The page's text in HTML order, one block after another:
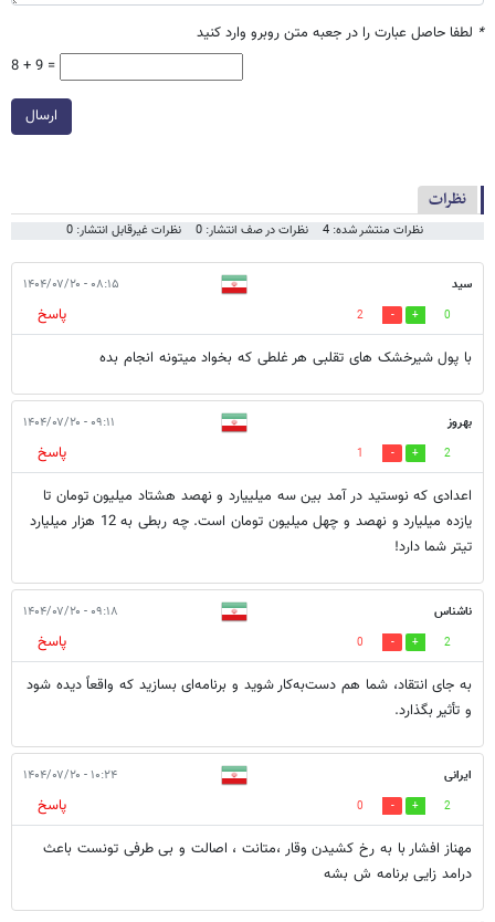
* لطفا حاصل عبارت را در جعبه متن روبرو وارد کنید
8 + 9 =
ارسال
نظرات
نظرات منتشر شده: 4 نظرات در صف انتشار: 0 نظرات غیرقابل انتشار: 0
سید ۰۸:۱۵ - ۱۴۰۴/۰۷/۲۰
0
2
پاسخ
با پول شیرخشک های تقلبی هر غلطی که بخواد میتونه انجام بده
بهروز ۰۹:۱۱ - ۱۴۰۴/۰۷/۲۰
2
1
پاسخ
اعدادی که نوستید در آمد بین سه میلییارد و نهصد هشتاد میلیون تومان تا
یازده میلیارد و نهصد و چهل میلیون تومان است. چه ربطی به 12 هزار میلیارد
تیتر شما دارد!
ناشناس ۰۹:۱۸ - ۱۴۰۴/۰۷/۲۰
2
0
پاسخ
به جای انتقاد، شما هم دست‌به‌کار شوید و برنامه‌ای بسازید که واقعاً دیده شود
و تأثیر بگذارد.
ایرانی ۱۰:۲۴ - ۱۴۰۴/۰۷/۲۰
2
0
پاسخ
مهناز افشار با به رخ کشیدن وقار ،متانت ، اصالت و بی طرفی تونست باعث
درامد زایی برنامه ش بشه